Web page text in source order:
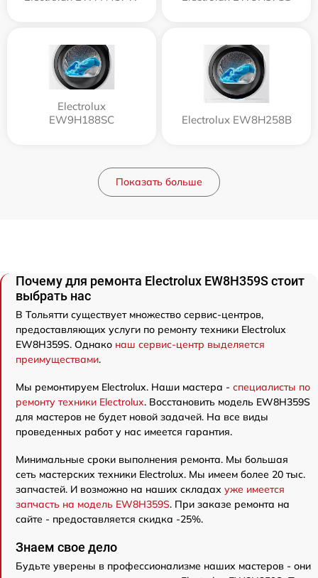
Electrolux
EW9H188SC
Electrolux EW8H258B
Показать больше
Почему для ремонта Electrolux EW8H359S стоит
выбрать нас
В Тольятти существует множество сервис-центров,
предоставляющих услуги по ремонту техники Electrolux
EW8H359S. Однако наш сервис-центр выделяется
преимуществами.
Мы ремонтируем Electrolux. Наши мастера - специалисты по
ремонту техники Electrolux. Восстановить модель EW8H359S
для мастеров не будет новой задачей. На все виды
проведенных работ у нас имеется гарантия.
Минимальные сроки выполнения ремонта. Мы большая
сеть мастерских техники Electrolux. Мы имеем более 20 тыс.
запчастей. И возможно на наших складах уже имеется
запчасть на модель EW8H359S. При заказе ремонта на
сайте - предоставляется скидка -25%.
Знаем свое дело
Будьте уверены в профессионализме наших мастеров - они